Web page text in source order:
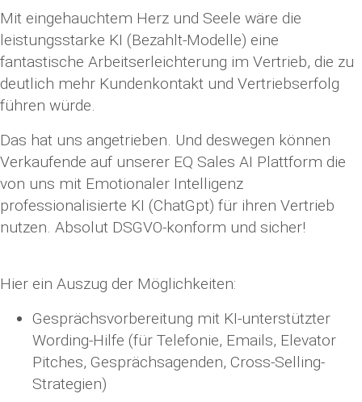
Mit eingehauchtem Herz und Seele wäre die
leistungsstarke KI (Bezahlt-Modelle) eine
fantastische Arbeitserleichterung im Vertrieb, die zu
deutlich mehr Kundenkontakt und Vertriebserfolg
führen würde.
Das hat uns angetrieben. Und deswegen können
Verkaufende auf unserer EQ Sales AI Plattform die
von uns mit Emotionaler Intelligenz
professionalisierte KI (ChatGpt) für ihren Vertrieb
nutzen. Absolut DSGVO-konform und sicher!
Hier ein Auszug der Möglichkeiten:
Gesprächsvorbereitung mit KI-unterstützter
Wording-Hilfe (für Telefonie, Emails, Elevator
Pitches, Gesprächsagenden, Cross-Selling-
Strategien)